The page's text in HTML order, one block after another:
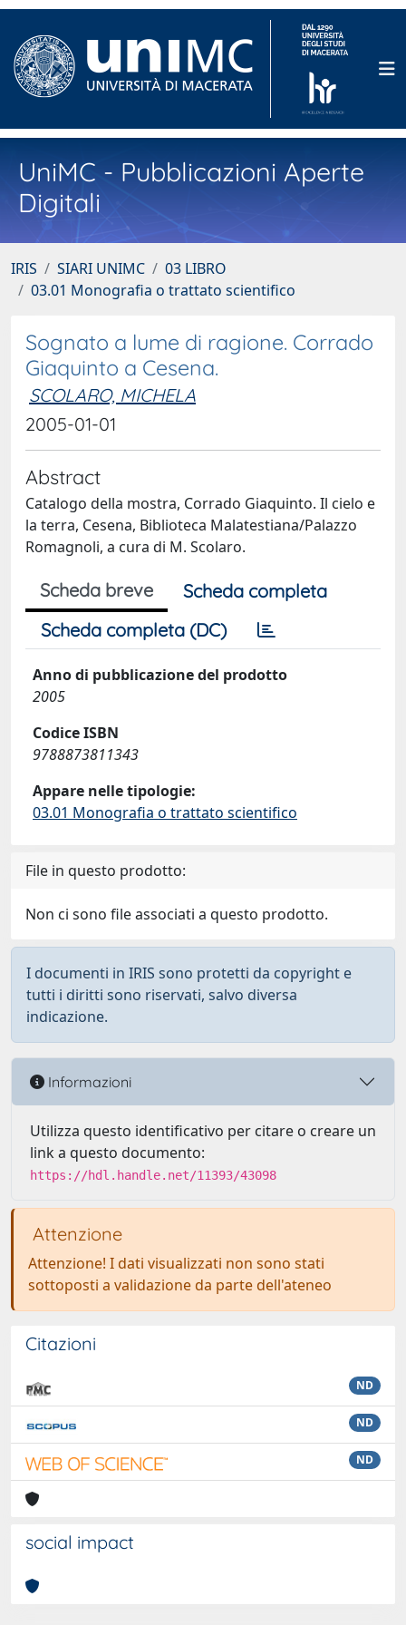
UniMC - Pubblicazioni Aperte
Digitali
IRIS SIARI UNIMC
03 LIBRO
03.01 Monografia o trattato scientifico
Sognato a lume di ragione. Corrado
Giaquinto a Cesena.
SCOLARO, MICHELA
2005-01-01
Abstract
Catalogo della mostra, Corrado Giaquinto. Il cielo e
la terra, Cesena, Biblioteca Malatestiana/Palazzo
Romagnoli, a cura di M. Scolaro.
Scheda breve
Scheda completa
Scheda completa (DC)
Anno di pubblicazione del prodotto
2005
Codice ISBN
9788873811343
Appare nelle tipologie:
03.01 Monografia o trattato scientifico
File in questo prodotto:
Non ci sono file associati a questo prodotto.
I documenti in IRIS sono protetti da copyright e
tutti i diritti sono riservati, salvo diversa
indicazione.
Informazioni
Utilizza questo identificativo per citare o creare un
link a questo documento:
https://hdl.handle.net/11393/43098
Attenzione
Attenzione! I dati visualizzati non sono stati
sottoposti a validazione da parte dell'ateneo
Citazioni
ND
ND
ND
social impact